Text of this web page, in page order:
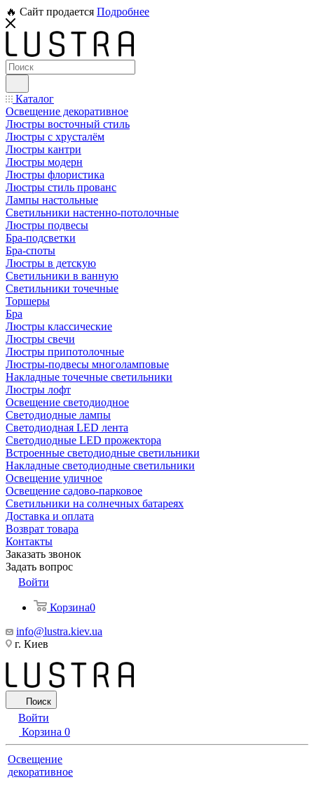
🔥 Сайт продается Подробнее
Каталог
Освещение декоративное
Люстры восточный стиль
Люстры с хрусталём
Люстры кантри
Люстры модерн
Люстры флористика
Люстры стиль прованс
Лампы настольные
Светильники настенно-потолочные
Люстры подвесы
Бра-подсветки
Бра-споты
Люстры в детскую
Светильники в ванную
Светильники точечные
Торшеры
Бра
Люстры классические
Люстры свечи
Люстры припотолочные
Люстры-подвесы многоламповые
Накладные точечные светильники
Люстры лофт
Освещение светодиодное
Светодиодные лампы
Светодиодная LED лента
Светодиодные LED прожектора
Встроенные светодиодные светильники
Накладные светодиодные светильники
Освещение уличное
Освещение садово-парковое
Светильники на солнечных батареях
Доставка и оплата
Возврат товара
Контакты
Заказать звонок
Задать вопрос
Войти
Корзина0
info@lustra.kiev.ua
г. Киев
Поиск
Войти
Корзина 0
Освещение
декоративное